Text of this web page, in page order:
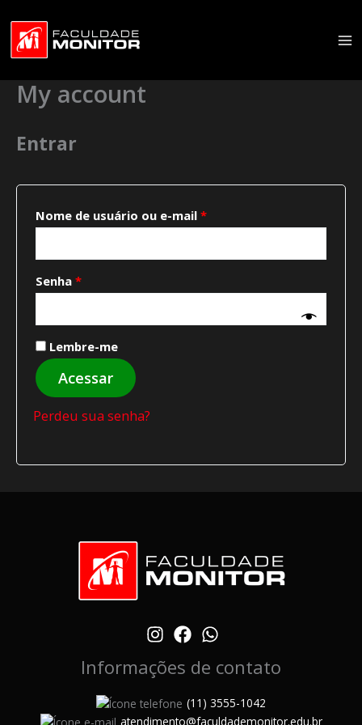
para
conteúdo
My account
Entrar
Nome de usuário ou e-mail *Obrigatório
Senha *Obrigatório
Lembre-me
Acessar
Perdeu sua senha?
Informações de contato
(11) 3555-1042
atendimento@faculdademonitor.edu.br